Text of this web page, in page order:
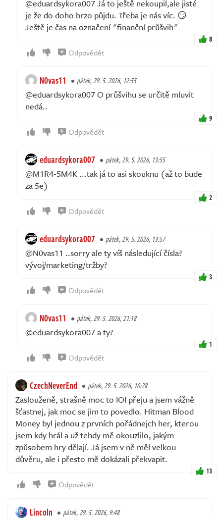
@eduardsykora007 Já to ještě nekoupil,ale jisté
je že do doho brzo půjdu. Třeba je nás víc. 😏
Ještě je čas na označení "finanční průšvih"
8
Odpovědět
N0vas11 pátek, 29. 5. 2026, 12:55
@eduardsykora007 O průšvihu se určitě mluvit
nedá..
9
Odpovědět
eduardsykora007 pátek, 29. 5. 2026, 13:55
@M1R4-5M4K ...tak já to asi skouknu (až to bude
za 5e)
2
Odpovědět
eduardsykora007 pátek, 29. 5. 2026, 13:57
@N0vas11 ..sorry ale ty víš následující čísla?
vývoj/marketing/tržby?
3
Odpovědět
N0vas11 pátek, 29. 5. 2026, 21:18
@eduardsykora007 a ty?
1
Odpovědět
CzechNeverEnd pátek, 29. 5. 2026, 10:28
Zaslouženě, strašně moc to IOI přeju a jsem vážně
šťastnej, jak moc se jim to povedlo. Hitman Blood
Money byl jednou z prvních pořádnejch her, kterou
jsem kdy hrál a už tehdy mě okouzlilo, jakým
způsobem hry dělají. Já jsem v ně měl velkou
důvěru, ale i přesto mě dokázali překvapit.
13
Odpovědět
Lincoln pátek, 29. 5. 2026, 9:48